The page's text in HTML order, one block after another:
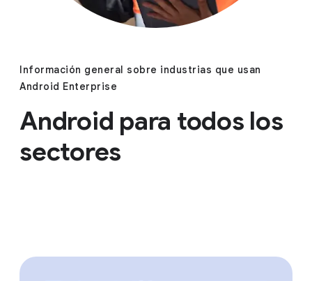
Información general sobre industrias que usan
Android Enterprise
Android para todos los
sectores